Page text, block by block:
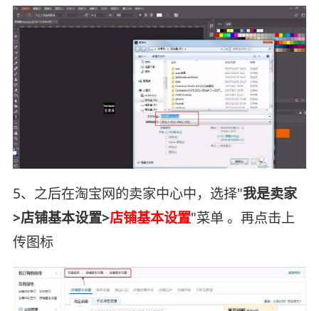
5、之后在淘宝网的卖家中心中，选择"我是卖家
>店铺基本设置>店铺基本设置"菜单 。再点击上
传图标